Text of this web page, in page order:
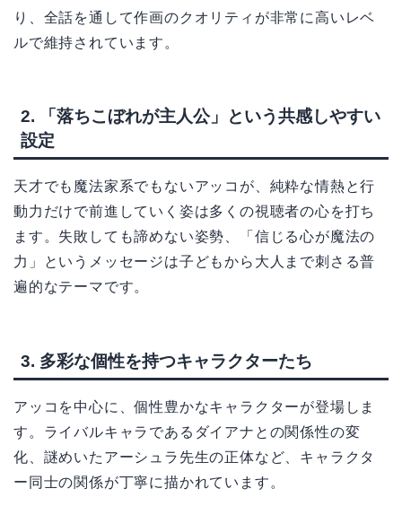
り、全話を通して作画のクオリティが非常に高いレベ
ルで維持されています。
2. 「落ちこぼれが主人公」という共感しやすい
設定
天才でも魔法家系でもないアッコが、純粋な情熱と行
動力だけで前進していく姿は多くの視聴者の心を打ち
ます。失敗しても諦めない姿勢、「信じる心が魔法の
力」というメッセージは子どもから大人まで刺さる普
遍的なテーマです。
3. 多彩な個性を持つキャラクターたち
アッコを中心に、個性豊かなキャラクターが登場しま
す。ライバルキャラであるダイアナとの関係性の変
化、謎めいたアーシュラ先生の正体など、キャラクタ
ー同士の関係が丁寧に描かれています。